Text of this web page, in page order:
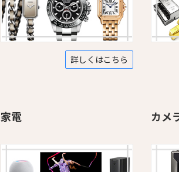
詳しくはこちら
家電 カメ